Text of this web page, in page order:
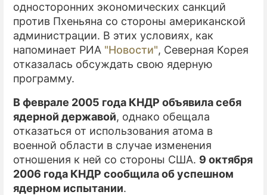
односторонних экономических санкций
против Пхеньяна со стороны американской
администрации. В этих условиях, как
напоминает РИА "Новости", Северная Корея
отказалась обсуждать свою ядерную
программу.
В феврале 2005 года КНДР объявила себя
ядерной державой, однако обещала
отказаться от использования атома в
военной области в случае изменения
отношения к ней со стороны США. 9 октября
2006 года КНДР сообщила об успешном
ядерном испытании.